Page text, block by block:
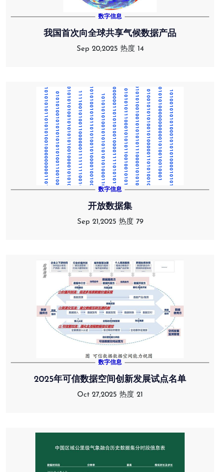
数字信息
我国首次向全球共享气候数据产品
Sep 20,2025 热度 14
数字信息
开放数据集
Sep 21,2025 热度 79
数字信息
2025年可信数据空间创新发展试点名单
Oct 27,2025 热度 21